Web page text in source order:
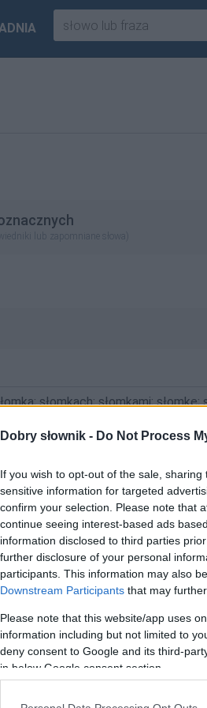
Dobry słownik - Do Not Process
If you wish to opt-out of the sale,
sensitive information for targeted
confirm your selection. Please note that
continue seeing interest-based ads
information disclosed to third parties
further disclosure of your personal
participants. This information may also
Downstream Participants that may
Please note that this website/app uses
information including but not limited to
deny consent to Google and its third-
in below Google consent section.
lub zapomniane słowa)
słomkach; słomkami; słomkę;